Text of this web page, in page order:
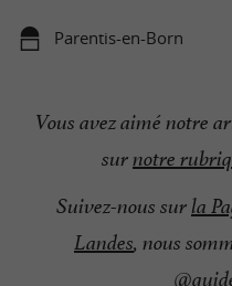
Parentis-en-Born
Vous avez aimé notre
surnotre
Suivez-nous surla
Landes, nous